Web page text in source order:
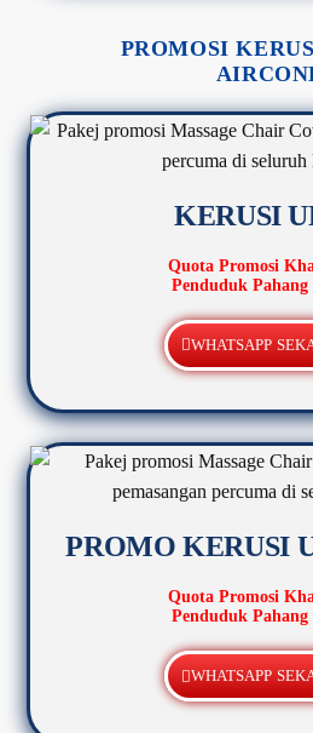
PROMOSI
KERUSI
Quota Promosi
Penduduk Pahang
WHATSAPP
PROMO KERUSI
Quota Promosi
Penduduk Pahang
WHATSAPP